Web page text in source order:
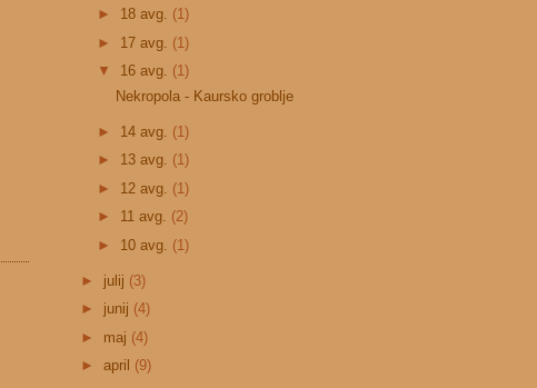
► 18 avg. (1)
► 17 avg. (1)
▼ 16 avg. (1)
Nekropola - Kaursko groblje
► 14 avg. (1)
► 13 avg. (1)
► 12 avg. (1)
► 11 avg. (2)
► 10 avg. (1)
► julij (3)
► junij (4)
► maj (4)
► april (9)